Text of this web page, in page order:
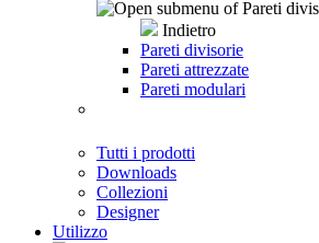
Indietro
Pareti divisorie
Pareti attrezzate
Pareti modulari
Tutti i prodotti
Downloads
Collezioni
Designer
Utilizzo